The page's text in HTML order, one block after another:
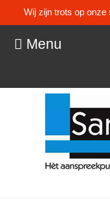
Wij zijn trots op
Menu